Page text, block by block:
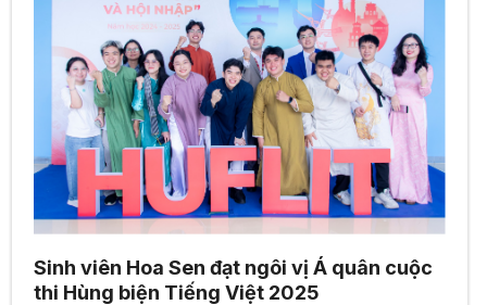
Sinh viên Hoa Sen đạt ngôi vị Á quân cuộc
thi Hùng biện Tiếng Việt 2025